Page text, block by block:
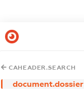
CAHEADER.SEARCH
document.dossier